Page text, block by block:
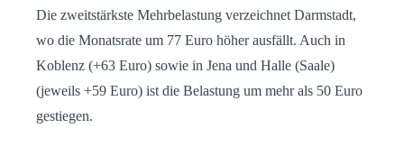
Die zweitstärkste Mehrbelastung verzeichnet Darmstadt,
wo die Monatsrate um 77 Euro höher ausfällt. Auch in
Koblenz (+63 Euro) sowie in Jena und Halle (Saale)
(jeweils +59 Euro) ist die Belastung um mehr als 50 Euro
gestiegen.